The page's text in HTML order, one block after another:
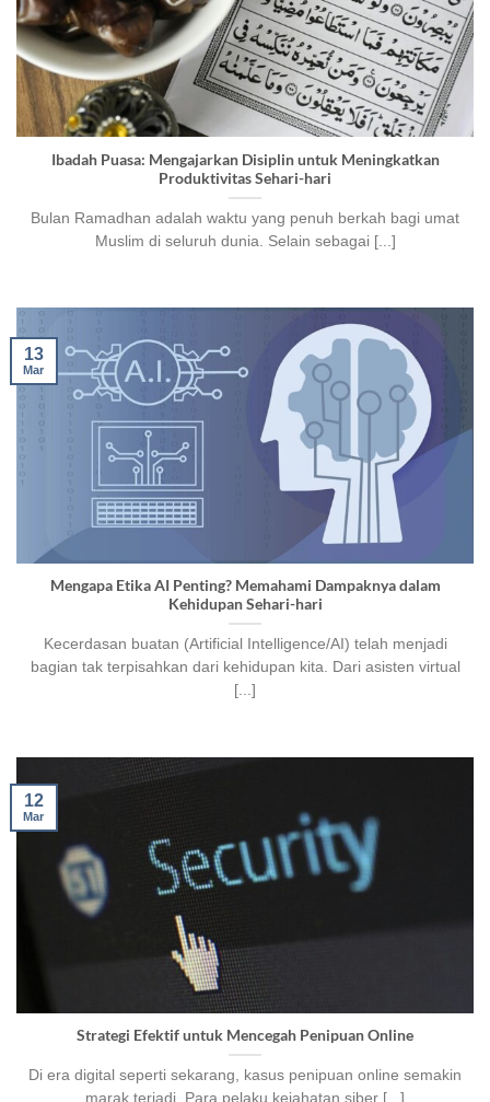
Ibadah Puasa: Mengajarkan Disiplin untuk Meningkatkan
Produktivitas Sehari-hari
Bulan Ramadhan adalah waktu yang penuh berkah bagi umat
Muslim di seluruh dunia. Selain sebagai [...]
Mengapa Etika AI Penting? Memahami Dampaknya dalam
Kehidupan Sehari-hari
Kecerdasan buatan (Artificial Intelligence/AI) telah menjadi
bagian tak terpisahkan dari kehidupan kita. Dari asisten virtual
[...]
13
Mar
Strategi Efektif untuk Mencegah Penipuan Online
Di era digital seperti sekarang, kasus penipuan online semakin
marak terjadi. Para pelaku kejahatan siber [...]
12
Mar